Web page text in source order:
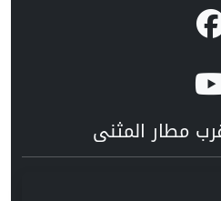
مطار المثنى